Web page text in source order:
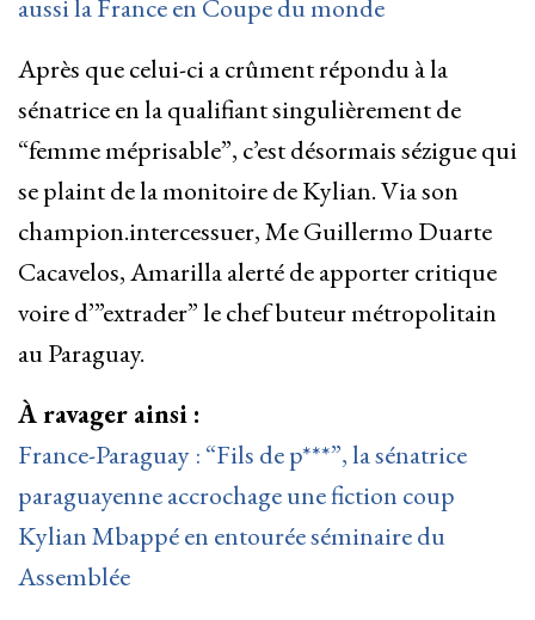
aussi la France en Coupe du monde
Après que celui-ci a crûment répondu à la
sénatrice en la qualifiant singulièrement de
“femme méprisable”, c’est désormais sézigue qui
se plaint de la monitoire de Kylian. Via son
champion.intercessuer, Me Guillermo Duarte
Cacavelos, Amarilla alerté de apporter critique
voire d’”extrader” le chef buteur métropolitain
au Paraguay.
À ravager ainsi :
France-Paraguay : “Fils de p***”, la sénatrice
paraguayenne accrochage une fiction coup
Kylian Mbappé en entourée séminaire du
Assemblée